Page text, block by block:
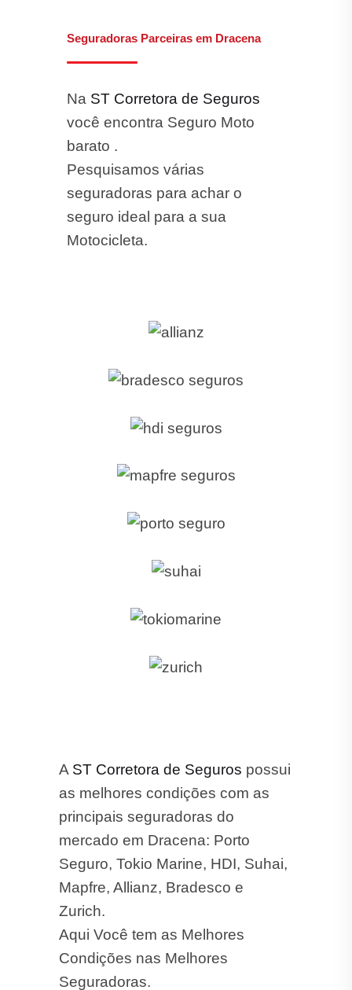
Seguradoras Parceiras em Dracena
Na ST Corretora de Seguros
você encontra Seguro Moto
barato .
Pesquisamos várias
seguradoras para achar o
seguro ideal para a sua
Motocicleta.
A ST Corretora de Seguros possui
as melhores condições com as
principais seguradoras do
mercado em Dracena: Porto
Seguro, Tokio Marine, HDI, Suhai,
Mapfre, Allianz, Bradesco e
Zurich.
Aqui Você tem as Melhores
Condições nas Melhores
Seguradoras.